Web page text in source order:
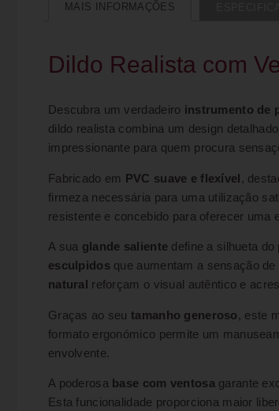
MAIS INFORMAÇÕES
Dildo Realista com
Descubra um verdadeiro instrumento de
dildo realista combina um design
impressionante para quem procura
Fabricado em PVC suave e flexível ,
firmeza necessária para uma utilização
resistente e concebido para oferecer uma
A sua glande saliente define a silhueta
esculpidosque aumentam a sensação
natural
reforçam o visual autêntico e
Graças ao seutamanho generoso , este
formato ergonómico permite um
envolvente.
A poderosa base com ventosagarante
Esta funcionalidade proporciona maior